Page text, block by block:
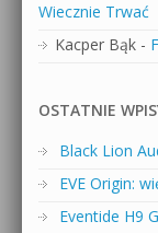
Wiecznie Trwać
Kacper Bąk -
OSTATNIE
Black Lion
EVE Origin:
Eventide H9